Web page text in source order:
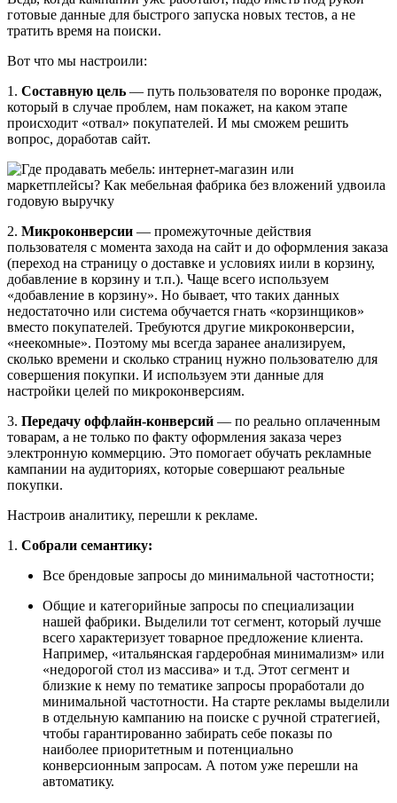
готовые данные для быстрого запуска новых тестов, а не
тратить время на поиски.
Вот что мы настроили:
1. Составную цель — путь пользователя по воронке продаж,
который в случае проблем, нам покажет, на каком этапе
происходит «отвал» покупателей. И мы сможем решить
вопрос, доработав сайт.
2. Микроконверсии — промежуточные действия
пользователя с момента захода на сайт и до оформления заказа
(переход на страницу о доставке и условиях иили в корзину,
добавление в корзину и т.п.). Чаще всего используем
«добавление в корзину». Но бывает, что таких данных
недостаточно или система обучается гнать «корзинщиков»
вместо покупателей. Требуются другие микроконверсии,
«неекомные». Поэтому мы всегда заранее анализируем,
сколько времени и сколько страниц нужно пользователю для
совершения покупки. И используем эти данные для
настройки целей по микроконверсиям.
3. Передачу оффлайн-конверсий — по реально оплаченным
товарам, а не только по факту оформления заказа через
электронную коммерцию. Это помогает обучать рекламные
кампании на аудиториях, которые совершают реальные
покупки.
Настроив аналитику, перешли к рекламе.
1. Собрали семантику:
Все брендовые запросы до минимальной частотности;
Общие и категорийные запросы по специализации
нашей фабрики. Выделили тот сегмент, который лучше
всего характеризует товарное предложение клиента.
Например, «итальянская гардеробная минимализм» или
«недорогой стол из массива» и т.д. Этот сегмент и
близкие к нему по тематике запросы проработали до
минимальной частотности. На старте рекламы выделили
в отдельную кампанию на поиске с ручной стратегией,
чтобы гарантированно забирать себе показы по
наиболее приоритетным и потенциально
конверсионным запросам. А потом уже перешли на
автоматику.